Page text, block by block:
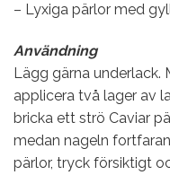
– Lyxiga pärlor med
Användning
Lägg gärna underlack.
applicera två lager av
bricka ett strö Caviar
medan nageln
pärlor, tryck försiktigt